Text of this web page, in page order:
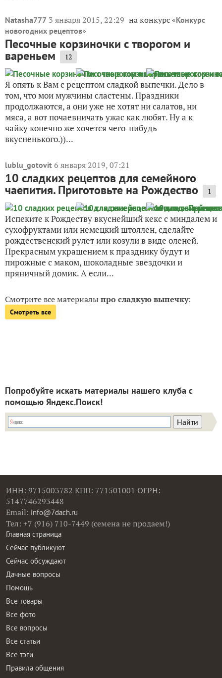
Natasha777 3 января 2015, 22:29 на конкурс «Конкурс
новогодних рецептов»
Песочные корзиночки с творогом и
вареньем 12
Я опять к Вам с рецептом сладкой выпечки. Дело в
том, что мои мужчины сластены. Праздники
продолжаются, а они уже не хотят ни салатов, ни
мяса, а вот почаевничать ужас как любят. Ну а к
чайку конечно же хочется чего-нибудь
вкусненького.))...
lublu_gotovit 6 января 2019, 07:21
10 сладких рецептов для семейного
чаепития. Приготовьте на Рождество 1
Испеките к Рождеству вкуснейший кекс с миндалем и
сухофруктами или немецкий штоллен, сделайте
рождественский рулет или козули в виде оленей.
Прекрасным украшением к празднику будут и
пирожные с маком, шоколадные звездочки и
пряничный домик. А если...
Смотрите все материалыпро сладкую выпечку:
Смотреть все
Попробуйте искать материалы нашего клуба с
помощью Яндекс.Поиск!
ИНН: 9715003782 КПП: 771501001 ОГРН:
5147746293448
Email: info@7dach.ru
Тел: +7 (916) 710-7449 (семена не продаем!)
Главная страница
Сейчас публикуют
Сейчас обсуждают
Дачные вопросы
Помощь
Все товары
Все фото
Все вопросы
Все статьи
Все тэги
Правила общения